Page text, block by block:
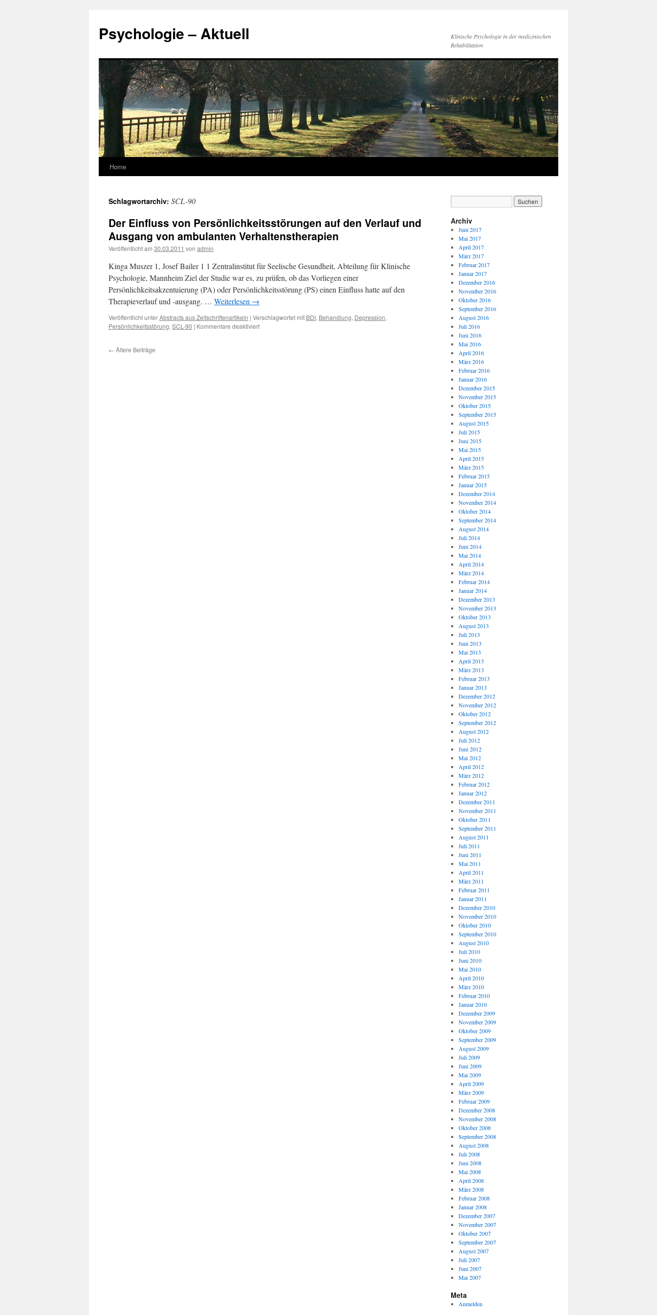
springen
Psychologie – Aktuell
Klinische Psychologie in der medizinischen
Rehabilitation
Home
Schlagwortarchiv: SCL-90
Der Einfluss von Persönlichkeitsstörungen auf den Verlauf und
Ausgang von ambulanten Verhaltenstherapien
Veröffentlicht am 30.03.2011 von admin
Kinga Muszer 1, Josef Bailer 1 1 Zentralinstitut für Seelische Gesundheit, Abteilung für Klinische
Psychologie, Mannheim Ziel der Studie war es, zu prüfen, ob das Vorliegen einer
Persönlichkeitsakzentuierung (PA) oder Persönlichkeitsstörung (PS) einen Einfluss hatte auf den
Therapieverlauf und -ausgang. … Weiterlesen →
Veröffentlicht unterAbstracts aus Zeitschriftenartikeln | Verschlagwortet mit BDI, Behandlung, Depression,
Persönlichkeitsstörung, SCL-90 | Kommentare deaktiviertfür
← Ältere Beiträge
Archiv
Juni 2017
Mai 2017
April 2017
März 2017
Februar 2017
Januar 2017
Dezember 2016
November 2016
Oktober 2016
September 2016
August 2016
Juli 2016
Juni 2016
Mai 2016
April 2016
März 2016
Februar 2016
Januar 2016
Dezember 2015
November 2015
Oktober 2015
September 2015
August 2015
Juli 2015
Juni 2015
Mai 2015
April 2015
März 2015
Februar 2015
Januar 2015
Dezember 2014
November 2014
Oktober 2014
September 2014
August 2014
Juli 2014
Juni 2014
Mai 2014
April 2014
März 2014
Februar 2014
Januar 2014
Dezember 2013
November 2013
Oktober 2013
August 2013
Juli 2013
Juni 2013
Mai 2013
April 2013
März 2013
Februar 2013
Januar 2013
Dezember 2012
November 2012
Oktober 2012
September 2012
August 2012
Juli 2012
Juni 2012
Mai 2012
April 2012
März 2012
Februar 2012
Januar 2012
Dezember 2011
November 2011
Oktober 2011
September 2011
August 2011
Juli 2011
Juni 2011
Mai 2011
April 2011
März 2011
Februar 2011
Januar 2011
Dezember 2010
November 2010
Oktober 2010
September 2010
August 2010
Juli 2010
Juni 2010
Mai 2010
April 2010
März 2010
Februar 2010
Januar 2010
Dezember 2009
November 2009
Oktober 2009
September 2009
August 2009
Juli 2009
Juni 2009
Mai 2009
April 2009
März 2009
Februar 2009
Dezember 2008
November 2008
Oktober 2008
September 2008
August 2008
Juli 2008
Juni 2008
Mai 2008
April 2008
März 2008
Februar 2008
Januar 2008
Dezember 2007
November 2007
Oktober 2007
September 2007
August 2007
Juli 2007
Juni 2007
Mai 2007
Meta
Anmelden